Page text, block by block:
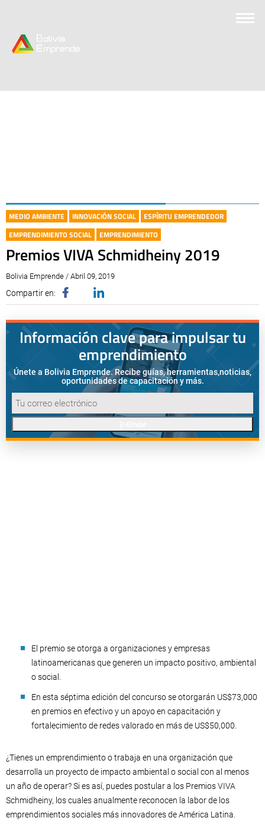
MEDIO AMBIENTE INNOVACIÓN SOCIAL
ESPÍRITU EMPRENDEDOR
EMPRENDIMIENTO SOCIAL
EMPRENDIMIENTO
Premios VIVA Schmidheiny 2019
Bolivia Emprende / Abril 09, 2019
Compartir en:
Información clave para impulsar tu
emprendimiento
Únete a Bolivia Emprende. Recibe guías, herramientas,noticias,
oportunidades de capacitación y más.
El premio se otorga a organizaciones y empresas
latinoamericanas que generen un impacto positivo, ambiental
o social.
En esta séptima edición del concurso se otorgarán US$73,000
en premios en efectivo y un apoyo en capacitación y
fortalecimiento de redes valorado en más de US$50,000.
¿Tienes un emprendimiento o trabaja en una organización que
desarrolla un proyecto de impacto ambiental o social con al menos
un año de operar? Si es así, puedes postular a los Premios VIVA
Schmidheiny, los cuales anualmente reconocen la labor de los
emprendimientos sociales más innovadores de América Latina.